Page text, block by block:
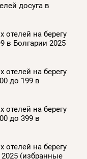
досуга в
на берегу
в Болгарии 2025
на берегу
до 199 в
на берегу
до 399 в
на берегу
(избранные